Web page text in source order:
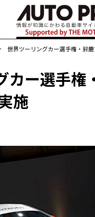
世界ツーリングカー選手権・鈴
ー選手権
施